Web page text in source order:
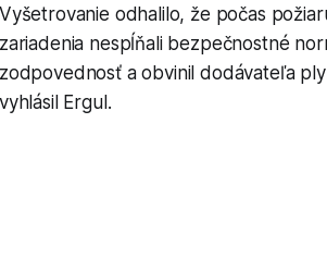
Vyšetrovanie odhalilo, že počas
zariadenia nespĺňali bezpečnostné
zodpovednosť a obvinil dodávateľa
vyhlásil Ergul.